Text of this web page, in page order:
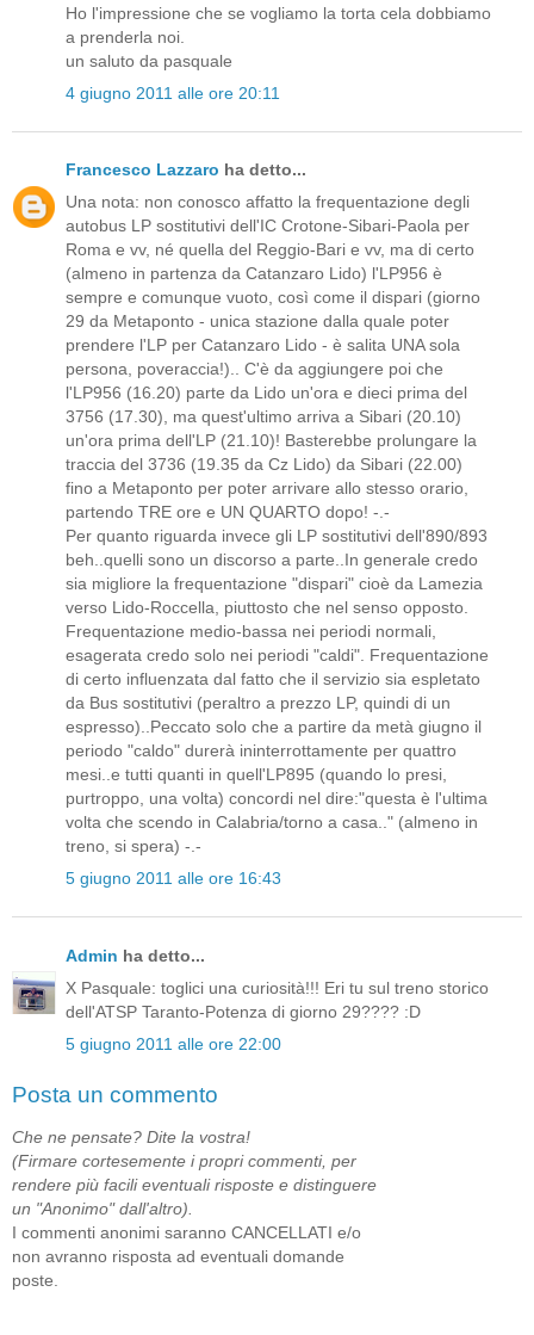
Ho l'impressione che se vogliamo la torta cela dobbiamo
a prenderla noi.
un saluto da pasquale
4 giugno 2011 alle ore 20:11
Francesco Lazzaro ha detto...
Una nota: non conosco affatto la frequentazione degli
autobus LP sostitutivi dell'IC Crotone-Sibari-Paola per
Roma e vv, né quella del Reggio-Bari e vv, ma di certo
(almeno in partenza da Catanzaro Lido) l'LP956 è
sempre e comunque vuoto, così come il dispari (giorno
29 da Metaponto - unica stazione dalla quale poter
prendere l'LP per Catanzaro Lido - è salita UNA sola
persona, poveraccia!).. C'è da aggiungere poi che
l'LP956 (16.20) parte da Lido un'ora e dieci prima del
3756 (17.30), ma quest'ultimo arriva a Sibari (20.10)
un'ora prima dell'LP (21.10)! Basterebbe prolungare la
traccia del 3736 (19.35 da Cz Lido) da Sibari (22.00)
fino a Metaponto per poter arrivare allo stesso orario,
partendo TRE ore e UN QUARTO dopo! -.-
Per quanto riguarda invece gli LP sostitutivi dell'890/893
beh..quelli sono un discorso a parte..In generale credo
sia migliore la frequentazione "dispari" cioè da Lamezia
verso Lido-Roccella, piuttosto che nel senso opposto.
Frequentazione medio-bassa nei periodi normali,
esagerata credo solo nei periodi "caldi". Frequentazione
di certo influenzata dal fatto che il servizio sia espletato
da Bus sostitutivi (peraltro a prezzo LP, quindi di un
espresso)..Peccato solo che a partire da metà giugno il
periodo "caldo" durerà ininterrottamente per quattro
mesi..e tutti quanti in quell'LP895 (quando lo presi,
purtroppo, una volta) concordi nel dire:"questa è l'ultima
volta che scendo in Calabria/torno a casa.." (almeno in
treno, si spera) -.-
5 giugno 2011 alle ore 16:43
Admin ha detto...
X Pasquale: toglici una curiosità!!! Eri tu sul treno storico
dell'ATSP Taranto-Potenza di giorno 29???? :D
5 giugno 2011 alle ore 22:00
Posta un commento
Che ne pensate? Dite la vostra!
(Firmare cortesemente i propri commenti, per
rendere più facili eventuali risposte e distinguere
un "Anonimo" dall'altro).
I commenti anonimi saranno CANCELLATI e/o
non avranno risposta ad eventuali domande
poste.